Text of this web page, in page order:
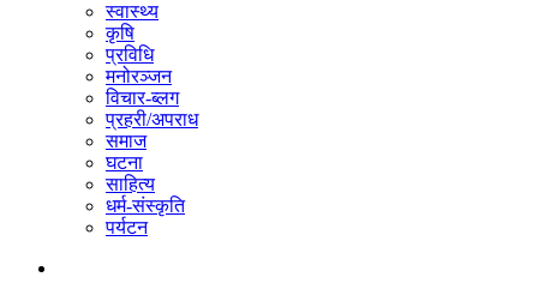
स्वास्थ्य
कृषि
प्रविधि
मनोरञ्जन
विचार-ब्लग
प्रहरी/अपराध
समाज
घटना
साहित्य
धर्म-संस्कृति
पर्यटन